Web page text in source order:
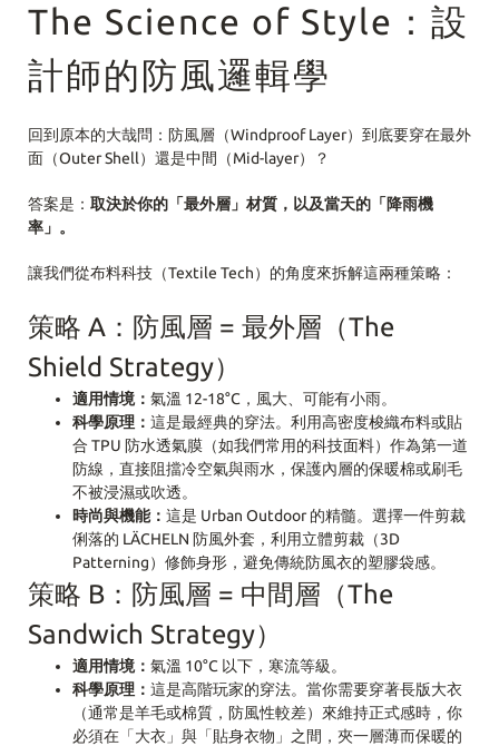
The Science of Style：設
計師的防風邏輯學
回到原本的大哉問： 防風層（Windproof Layer）到底要穿在最外
面（Outer Shell）還是中間（Mid-layer）？
答案是： 取決於你的「最外層」材質，以及當天的「降雨機
率」。
讓我們從布料科技（Textile Tech）的角度來拆解這兩種策略：
策略 A：防風層 = 最外層（The
Shield Strategy）
適用情境： 氣溫 12-18°C，風大、可能有小雨。
科學原理： 這是最經典的穿法。利用高密度梭織布料或貼
合 TPU 防水透氣膜（如我們常用的科技面料）作為第一道
防線，直接阻擋冷空氣與雨水，保護內層的保暖棉或刷毛
不被浸濕或吹透。
時尚與機能： 這是 Urban Outdoor 的精髓。選擇一件剪裁
俐落的 LÄCHELN 防風外套，利用立體剪裁（3D
Patterning）修飾身形，避免傳統防風衣的塑膠袋感。
策略 B：防風層 = 中間層（The
Sandwich Strategy）
適用情境： 氣溫 10°C 以下，寒流等級。
科學原理： 這是高階玩家的穿法。當你需要穿著長版大衣
（通常是羊毛或棉質，防風性較差）來維持正式感時，你
必須在「大衣」與「貼身衣物」之間，夾一層薄而保暖的